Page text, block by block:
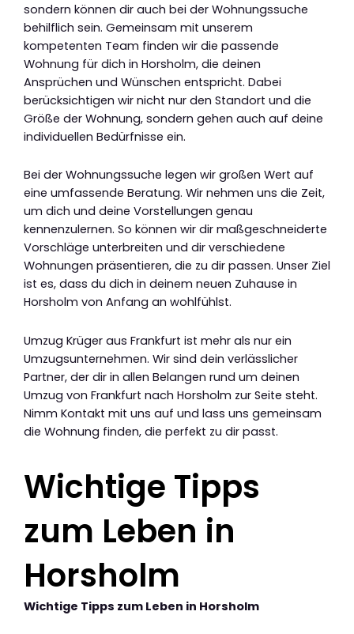
sondern können dir auch bei der Wohnungssuche
behilflich sein. Gemeinsam mit unserem
kompetenten Team finden wir die passende
Wohnung für dich in Horsholm, die deinen
Ansprüchen und Wünschen entspricht. Dabei
berücksichtigen wir nicht nur den Standort und die
Größe der Wohnung, sondern gehen auch auf deine
individuellen Bedürfnisse ein.
Bei der Wohnungssuche legen wir großen Wert auf
eine umfassende Beratung. Wir nehmen uns die Zeit,
um dich und deine Vorstellungen genau
kennenzulernen. So können wir dir maßgeschneiderte
Vorschläge unterbreiten und dir verschiedene
Wohnungen präsentieren, die zu dir passen. Unser Ziel
ist es, dass du dich in deinem neuen Zuhause in
Horsholm von Anfang an wohlfühlst.
Umzug Krüger aus Frankfurt ist mehr als nur ein
Umzugsunternehmen. Wir sind dein verlässlicher
Partner, der dir in allen Belangen rund um deinen
Umzug von Frankfurt nach Horsholm zur Seite steht.
Nimm Kontakt mit uns auf und lass uns gemeinsam
die Wohnung finden, die perfekt zu dir passt.
Wichtige Tipps
zum Leben in
Horsholm
Wichtige Tipps zum Leben in Horsholm